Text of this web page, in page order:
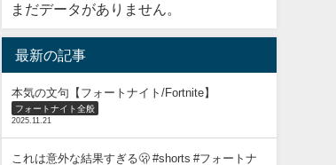
プレイ画面だけで "海外勢" を当てろチャレンジ！！！【フォートナイ
2021年4月11日
まだデータがありません。
最新の記事
本気の文句【フォートナイト/Fortnite】
フォートナイト全般
2025.11.21
これは意外な結果すぎる🫢 #shorts #フォートナ